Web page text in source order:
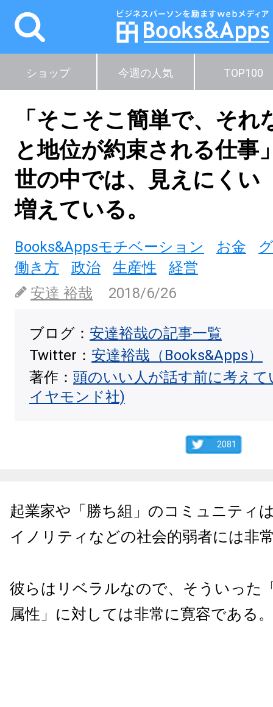
ショップ 今週の人気 TOP100
「そこそこ簡単で、それ
と地位が約束される仕事
世の中では、見えにくい
増えている。
Books&Appsモチベーション お金
働き方
政治 生産性
経営
安達 裕哉
2018/6/26
ブログ： 安達裕哉の記事一覧
Twitter： 安達裕哉（Books&Apps）
著作： 頭のいい人が話す前に考え
イヤモンド社)
2081
起業家や「勝ち組」のコミュニティ
イノリティなどの社会的弱者には非
彼らはリベラルなので、そういった
属性」に対しては非常に寛容である。